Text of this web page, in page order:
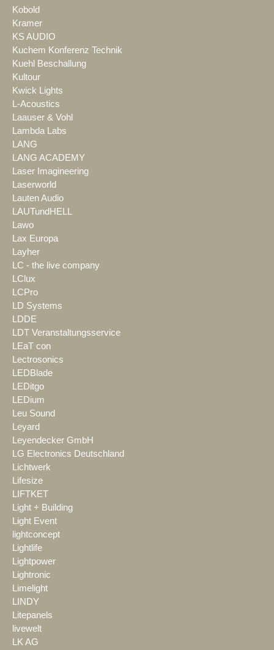
Kobold
Kramer
KS AUDIO
Kuchem Konferenz Technik
Kuehl Beschallung
Kultour
Kwick Lights
L-Acoustics
Laauser & Vohl
Lambda Labs
LANG
LANG ACADEMY
Laser Imagineering
Laserworld
Lauten Audio
LAUTundHELL
Lawo
Lax Europa
Layher
LC - the live company
LClux
LCPro
LD Systems
LDDE
LDT Veranstaltungsservice
LEaT con
Lectrosonics
LEDBlade
LEDitgo
LEDium
Leu Sound
Leyard
Leyendecker GmbH
LG Electronics Deutschland
Lichtwerk
Lifesize
LIFTKET
Light + Building
Light Event
lightconcept
Lightlife
Lightpower
Lightronic
Limelight
LINDY
Litepanels
livewelt
LK AG